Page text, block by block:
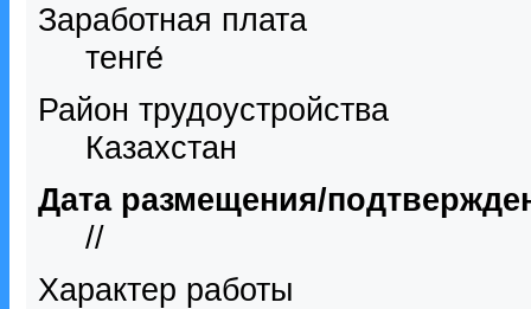
Заработная плата
тенге́
Район трудоустройства
Казахстан
Дата размещения/
//
Характер работы